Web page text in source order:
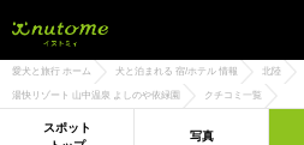
愛犬と旅行 ホーム 犬と泊まれる 宿/ホテル 情報 北陸
湯快リゾート 山中温泉 よしのや依緑園 クチコミ一覧
スポット
写真